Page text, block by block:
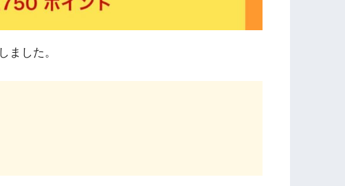
ました。